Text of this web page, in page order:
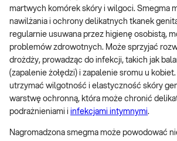
martwych komórek skóry i wilgoci. Smegma
nawilżania i ochrony delikatnych tkanek
regularnie usuwana przez higienę osobistą,
problemów zdrowotnych. Może sprzyjać
drożdży, prowadząc do infekcji, takich jak
(zapalenie żołędzi) i zapalenie sromu u
utrzymać wilgotność i elastyczność skóry
warstwę ochronną, która może chronić
podrażnieniami i infekcjami intymnymi.
Nagromadzona smegma może powodować